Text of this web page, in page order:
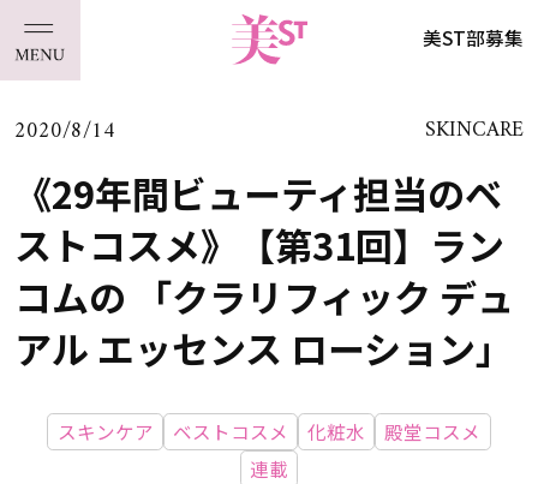
美ST部募集
2020/8/14 SKINCARE
《29年間ビューティ担当のベ
ストコスメ》【第31回】ラン
コムの 「クラリフィック デュ
アル エッセンス ローション」
スキンケア ベストコスメ 化粧水
殿堂コスメ
連載